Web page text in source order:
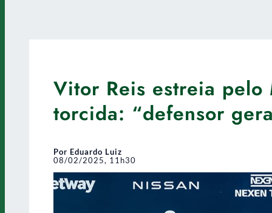
Vitor Reis estreia pelo
torcida: “defensor
Por Eduardo Luiz
08/02/2025, 11h30